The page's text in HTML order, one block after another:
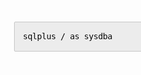
sqlplus / as sysdba